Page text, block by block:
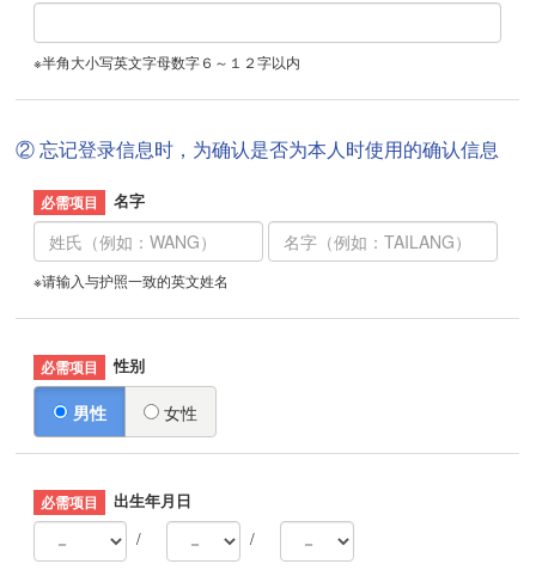
※半角大小写英文字母数字６～１２字以内
② 忘记登录信息时，为确认是否为本人时使用的确认信息
名字
※请输入与护照一致的英文姓名
性别
男性 女性
出生年月日
/
/